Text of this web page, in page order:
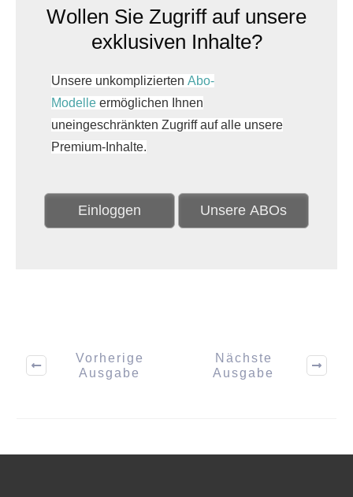
Wollen Sie Zugriff auf unsere
exklusiven Inhalte?
Unsere unkomplizierten Abo-
Modelle ermöglichen Ihnen
uneingeschränkten Zugriff auf alle unsere
Premium-Inhalte.
Einloggen Unsere ABOs
Vorherige
Ausgabe
Nächste
Ausgabe